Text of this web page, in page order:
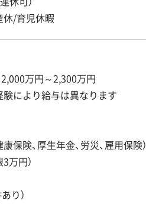
休/育児休暇
2,000万円～2,300万円
により給与は異なります
保険、厚生年金、労災、雇用保険）
万円）
り）